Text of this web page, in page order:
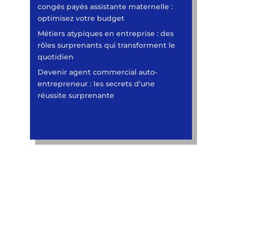
congés payés assistante maternelle :
optimisez votre budget
Métiers atypiques en entreprise : des
rôles surprenants qui transforment le
quotidien
Devenir agent commercial auto-
entrepreneur : les secrets d’une
réussite surprenante